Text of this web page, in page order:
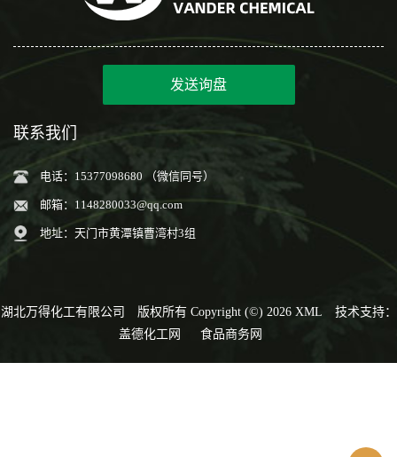
发送询盘
联系我们
电话：15377098680 （微信同号）
邮箱： 1148280033@qq.com
地址：天门市黄潭镇曹湾村3组
湖北万得化工有限公司 版权所有 Copyright (©) 2026 XML
技术支持：
盖德化工网
食品商务网